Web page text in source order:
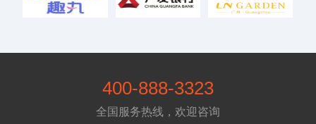
400-888-3323
全国服务热线，欢迎咨询